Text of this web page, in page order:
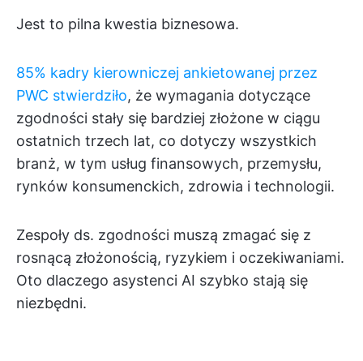
Jest to pilna kwestia biznesowa.
85% kadry kierowniczej ankietowanej przez
PWC stwierdziło, że wymagania dotyczące
zgodności stały się bardziej złożone w ciągu
ostatnich trzech lat, co dotyczy wszystkich
branż, w tym usług finansowych, przemysłu,
rynków konsumenckich, zdrowia i technologii.
Zespoły ds. zgodności muszą zmagać się z
rosnącą złożonością, ryzykiem i oczekiwaniami.
Oto dlaczego asystenci AI szybko stają się
niezbędni.